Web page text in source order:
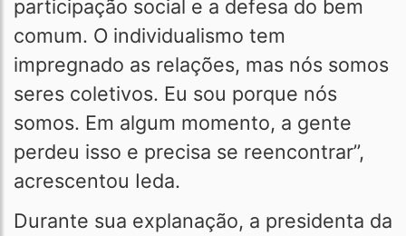
participação social e a defesa do bem
comum. O individualismo tem
impregnado as relações, mas nós somos
seres coletivos. Eu sou porque nós
somos. Em algum momento, a gente
perdeu isso e precisa se reencontrar”,
acrescentou Ieda.
Durante sua explanação, a presidenta da